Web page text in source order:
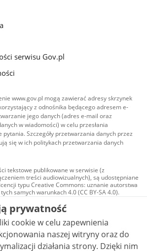
serwisu Gov.pl
www.gov.pl mogą zawierać adresy skrzynek
z odnośnika będącego adresem e-
jego danych (adres e-mail oraz
w wiadomości) w celu przesłania
pytania. Szczegóły przetwarzania danych przez
się w ich politykach przetwarzania danych
tekstowe publikowane w serwisie (z
treści audiowizualnych), są udostępniane
typu Creative Commons: uznanie autorstwa
samych warunkach 4.0 (CC BY-SA 4.0).
audiowizualne, w tym zdjęcia, materiały
i wideo, są udostępniane na licencji typu
Commons: uznanie autorstwa użycie
- bez utworów zależnych 4.0 (CC BY-
4.0), o ile nie jest to stwierdzone inaczej.
prywatność
cookie w celu zapewnienia
naszej witryny oraz do
działania strony. Dzięki nim